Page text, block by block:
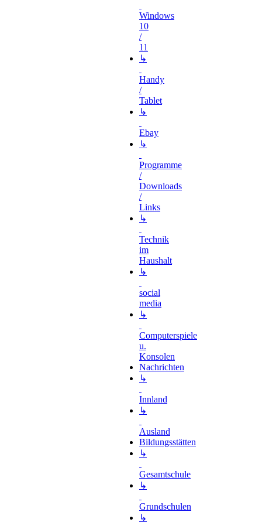
Windows
10
/
11
↳
Handy
/
Tablet
↳
Ebay
↳
Programme
/
Downloads
/
Links
↳
Technik
im
Haushalt
↳
social
media
↳
Computerspiele
u.
Konsolen
Nachrichten
↳
Innland
↳
Ausland
Bildungsstätten
↳
Gesamtschule
↳
Grundschulen
↳